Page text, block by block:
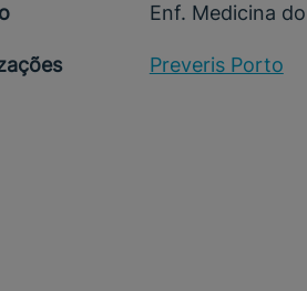
Enf. Medicina
Preveris Porto